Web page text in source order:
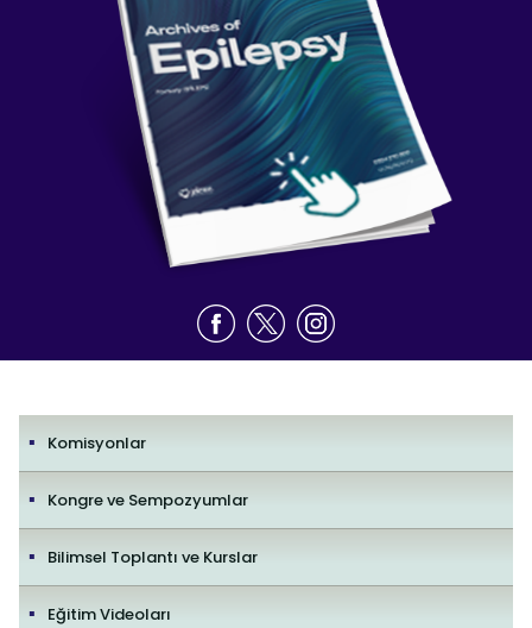
Komisyonlar
Kongre ve Sempozyumlar
Bilimsel Toplantı ve Kurslar
Eğitim Videoları